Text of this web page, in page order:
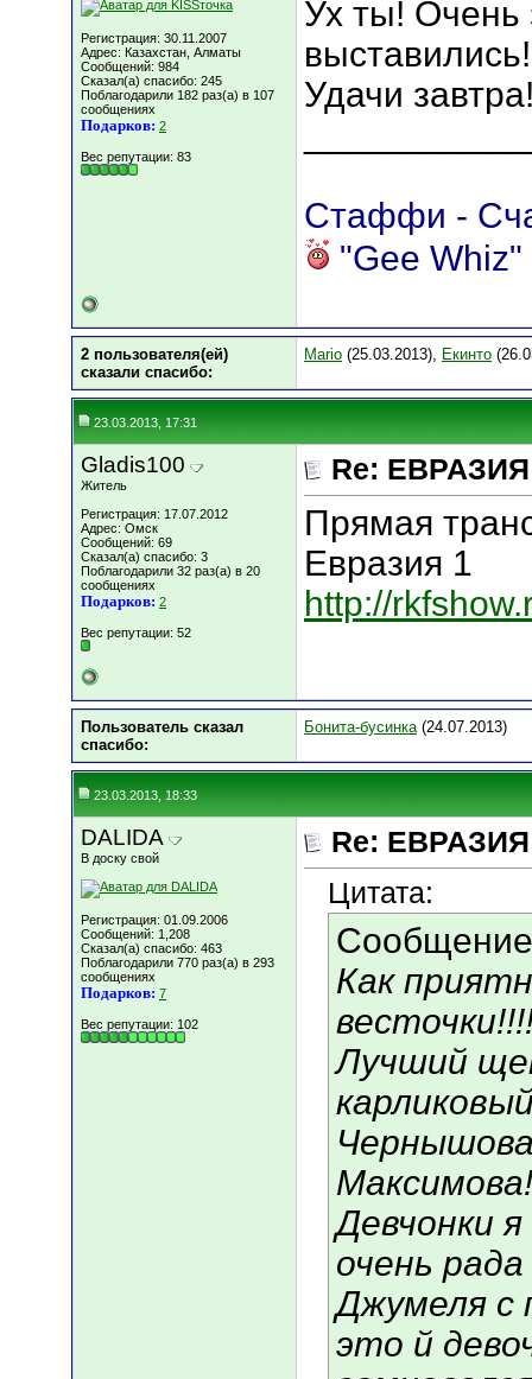
Регистрация: 30.11.2007
Адрес: Казахстан, Алматы
Сообщений: 984
Сказал(а) спасибо: 245
Поблагодарили 182 раз(а) в 107
сообщениях
Подарков: 2
Вес репутации: 83
Ух ты! Очень
Удачи
Стаффи -
"Gee
2 пользователя(ей)
сказали cпасибо:
Mario (25.03.2013), Екинто
23.03.2013, 17:31
Gladis100
Житель
Регистрация: 17.07.2012
Адрес: Омск
Сообщений: 69
Сказал(а) спасибо: 3
Поблагодарили 32 раз(а) в 20
сообщениях
Подарков: 2
Вес репутации: 52
Re: ЕВРАЗИЯ
Прямая
Евразия 1
http://
Пользователь сказал
cпасибо:
Бонита-бусинка(24.07.2013)
23.03.2013, 18:33
DALIDA
В доску свой
Регистрация: 01.09.2006
Сообщений: 1,208
Сказал(а) спасибо: 463
Поблагодарили 770 раз(а) в 293
сообщениях
Подарков: 7
Вес репутации: 102
Re: ЕВРАЗИЯ
Цитата:
Как
Лучший
Девчонки
очень
Джумеля с
это й